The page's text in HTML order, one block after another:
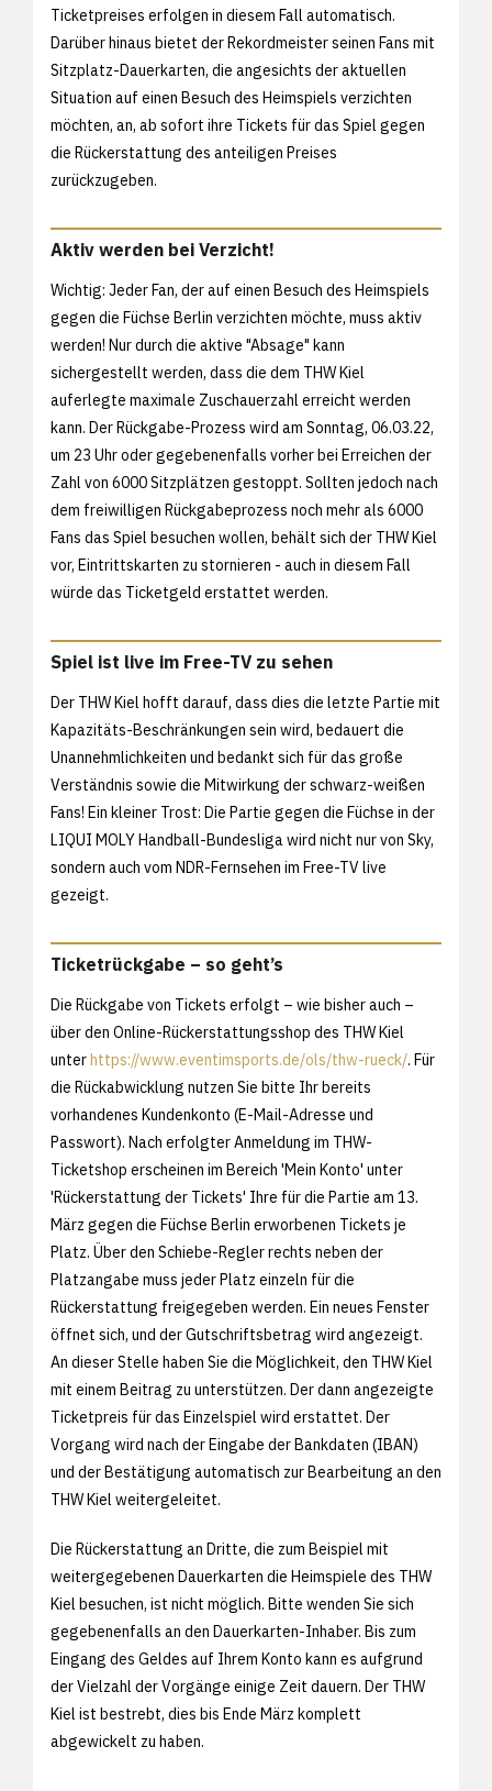
Ticketpreises erfolgen in diesem Fall automatisch.
Darüber hinaus bietet der Rekordmeister seinen Fans mit
Sitzplatz-Dauerkarten, die angesichts der aktuellen
Situation auf einen Besuch des Heimspiels verzichten
möchten, an, ab sofort ihre Tickets für das Spiel gegen
die Rückerstattung des anteiligen Preises
zurückzugeben.
Aktiv werden bei Verzicht!
Wichtig: Jeder Fan, der auf einen Besuch des Heimspiels
gegen die Füchse Berlin verzichten möchte, muss aktiv
werden! Nur durch die aktive "Absage" kann
sichergestellt werden, dass die dem THW Kiel
auferlegte maximale Zuschauerzahl erreicht werden
kann. Der Rückgabe-Prozess wird am Sonntag, 06.03.22,
um 23 Uhr oder gegebenenfalls vorher bei Erreichen der
Zahl von 6000 Sitzplätzen gestoppt. Sollten jedoch nach
dem freiwilligen Rückgabeprozess noch mehr als 6000
Fans das Spiel besuchen wollen, behält sich der THW Kiel
vor, Eintrittskarten zu stornieren - auch in diesem Fall
würde das Ticketgeld erstattet werden.
Spiel ist live im Free-TV zu sehen
Der THW Kiel hofft darauf, dass dies die letzte Partie mit
Kapazitäts-Beschränkungen sein wird, bedauert die
Unannehmlichkeiten und bedankt sich für das große
Verständnis sowie die Mitwirkung der schwarz-weißen
Fans! Ein kleiner Trost: Die Partie gegen die Füchse in der
LIQUI MOLY Handball-Bundesliga wird nicht nur von Sky,
sondern auch vom NDR-Fernsehen im Free-TV live
gezeigt.
Ticketrückgabe – so geht’s
Die Rückgabe von Tickets erfolgt – wie bisher auch –
über den Online-Rückerstattungsshop des THW Kiel
unterhttps://www.eventimsports.de/ols/thw-rueck/. Für
die Rückabwicklung nutzen Sie bitte Ihr bereits
vorhandenes Kundenkonto (E-Mail-Adresse und
Passwort). Nach erfolgter Anmeldung im THW-
Ticketshop erscheinen im Bereich 'Mein Konto' unter
'Rückerstattung der Tickets' Ihre für die Partie am 13.
März gegen die Füchse Berlin erworbenen Tickets je
Platz. Über den Schiebe-Regler rechts neben der
Platzangabe muss jeder Platz einzeln für die
Rückerstattung freigegeben werden. Ein neues Fenster
öffnet sich, und der Gutschriftsbetrag wird angezeigt.
An dieser Stelle haben Sie die Möglichkeit, den THW Kiel
mit einem Beitrag zu unterstützen. Der dann angezeigte
Ticketpreis für das Einzelspiel wird erstattet. Der
Vorgang wird nach der Eingabe der Bankdaten (IBAN)
und der Bestätigung automatisch zur Bearbeitung an den
THW Kiel weitergeleitet.
Die Rückerstattung an Dritte, die zum Beispiel mit
weitergegebenen Dauerkarten die Heimspiele des THW
Kiel besuchen, ist nicht möglich. Bitte wenden Sie sich
gegebenenfalls an den Dauerkarten-Inhaber. Bis zum
Eingang des Geldes auf Ihrem Konto kann es aufgrund
der Vielzahl der Vorgänge einige Zeit dauern. Der THW
Kiel ist bestrebt, dies bis Ende März komplett
abgewickelt zu haben.